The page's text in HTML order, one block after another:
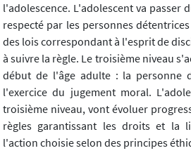
l'adolescence. L'adolescent va passer
respecté par les personnes
des lois correspondant à l'esprit de
à suivre la règle. Le troisième niveau
début de l'âge adulte : la personne
l'exercice du jugement moral.
troisième niveau, vont évoluer
règles garantissant les droits et la
l'action choisie selon des principes